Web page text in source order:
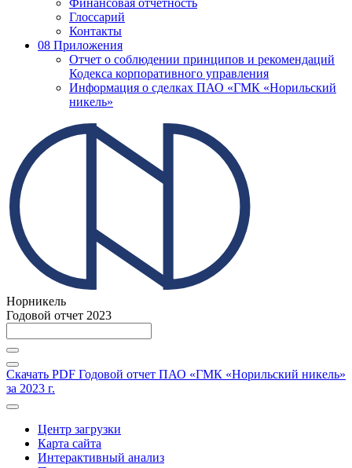
Глоссарий
Контакты
08 Приложения
Отчет о соблюдении принципов и рекомендаций
Кодекса корпоративного управления
Информация о сделках ПАО «ГМК «Норильский
никель»
Норникель
Годовой отчет 2023
Скачать PDF Годовой отчет ПАО «ГМК «Норильский никель»
за 2023 г.
Центр загрузки
Карта сайта
Интерактивный анализ